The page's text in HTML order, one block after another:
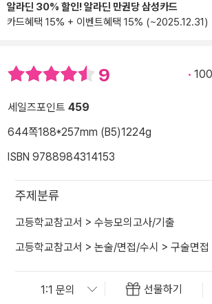
알라딘 30% 할인! 알라딘 만권당 삼성카드
카드혜택 15% + 이벤트혜택 15% (~2025.12.31)
9
세일즈포인트 459
644쪽188*257mm (B5)1224g
ISBN 9788984314153
주제분류
고등학교참고서 > 수능모의고사/기출
고등학교참고서 > 논술/면접/수시 > 구술면접
선물하기